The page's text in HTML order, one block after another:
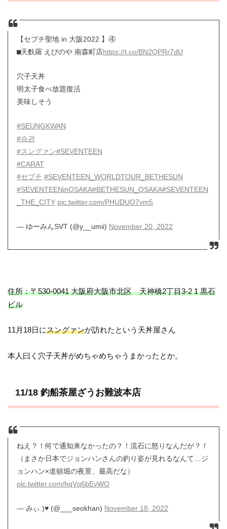
【セブチ聖地 in 大阪2022 】④
⬛︎天麩羅 えびのや 南森町店https://t.co/BN2QPRr7dU
穴子天丼
明太子食べ放題復活
美味しそう
#SEUNGKWAN
#승관
#スングァン#SEVENTEEN
#CARAT
#セブチ #SEVENTEEN_WORLDTOUR_BETHESUN
#SEVENTEENinOSAKA#BETHESUN_OSAKA#SEVENTEEN
_THE_CITY pic.twitter.com/PHUDUO7vm5
— ゆーみんSVT (@y__umii) November 20, 2022
住所：〒530-0041 大阪府大阪市北区 天神橋2丁目3-2 1 黒石
ビル
11月18日にスングァンが訪れたという天丼屋さん
本人曰く穴子天丼がめちゃめちゃうまかったとか。
11/18 釣船茶屋ざうお難波本店
ねえ？！何で通知来なかったの？！流石に怒りなんだが？！
（まさか日本でジョンハンさんの釣り姿が見れるなんて…ジ
ョンハン×道頓堀の夜景、最高だな）
pic.twitter.com/hqVq6bEvWO
— みぃ:)♥ (@___seokhan) November 18, 2022